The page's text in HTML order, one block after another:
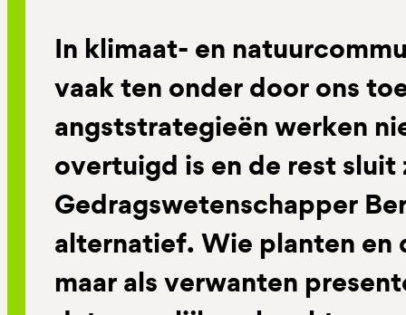
In klimaat- en
vaak ten onder door ons
angststrategieën werken
overtuigd is en de rest sluit
Gedragswetenschapper
alternatief. Wie planten en
maar als verwanten